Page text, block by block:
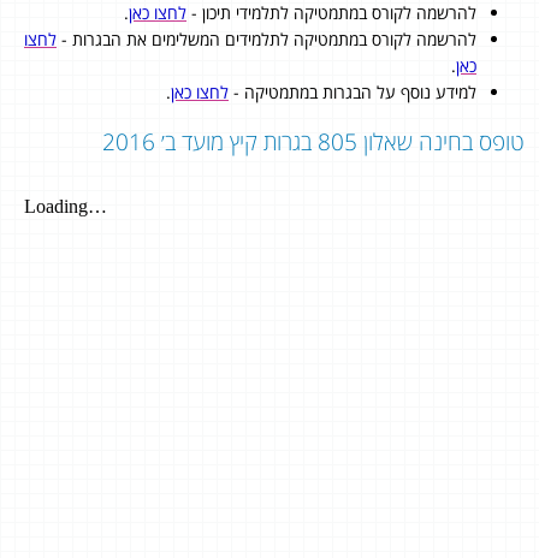
להרשמה לקורס במתמטיקה לתלמידי תיכון - לחצו כאן.
להרשמה לקורס במתמטיקה לתלמידים המשלימים את הבגרות - לחצו
כאן.
למידע נוסף על הבגרות במתמטיקה - לחצו כאן.
טופס בחינה שאלון 805 בגרות קיץ מועד ב׳ 2016